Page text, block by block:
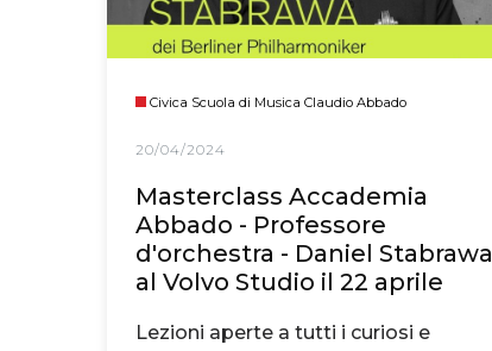
Civica Scuola di Musica Claudio Abbado
20/04/2024
Masterclass Accademia
Abbado - Professore
d'orchestra - Daniel Stabrawa
al Volvo Studio il 22 aprile
Lezioni aperte a tutti i curiosi e